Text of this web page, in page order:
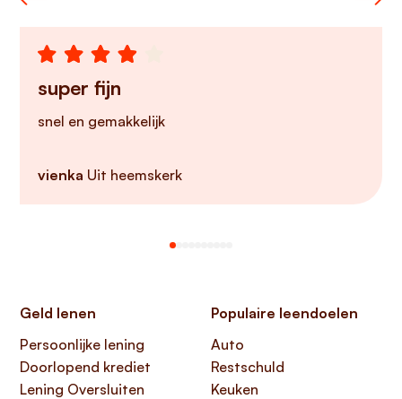
super fijn
snel en gemakkelijk
vienka Uit heemskerk
Geld lenen
Persoonlijke lening
Doorlopend krediet
Lening Oversluiten
Populaire leendoelen
Auto
Restschuld
Keuken